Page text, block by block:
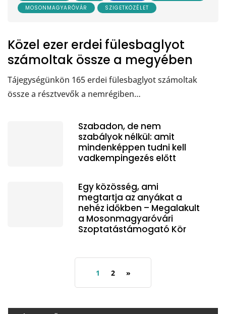
MOSONMAGYARÓVÁR
SZIGETKÖZÉLET
Közel ezer erdei fülesbaglyot
számoltak össze a megyében
Tájegységünkön 165 erdei fülesbaglyot számoltak
össze a résztvevők a nemrégiben…
Szabadon, de nem
szabályok nélkül: amit
mindenképpen tudni kell
vadkempingezés előtt
Egy közösség, ami
megtartja az anyákat a
nehéz időkben – Megalakult
a Mosonmagyaróvári
Szoptatástámogató Kör
1 2 »